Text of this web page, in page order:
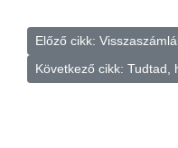
Előző cikk:
Következő cikk: